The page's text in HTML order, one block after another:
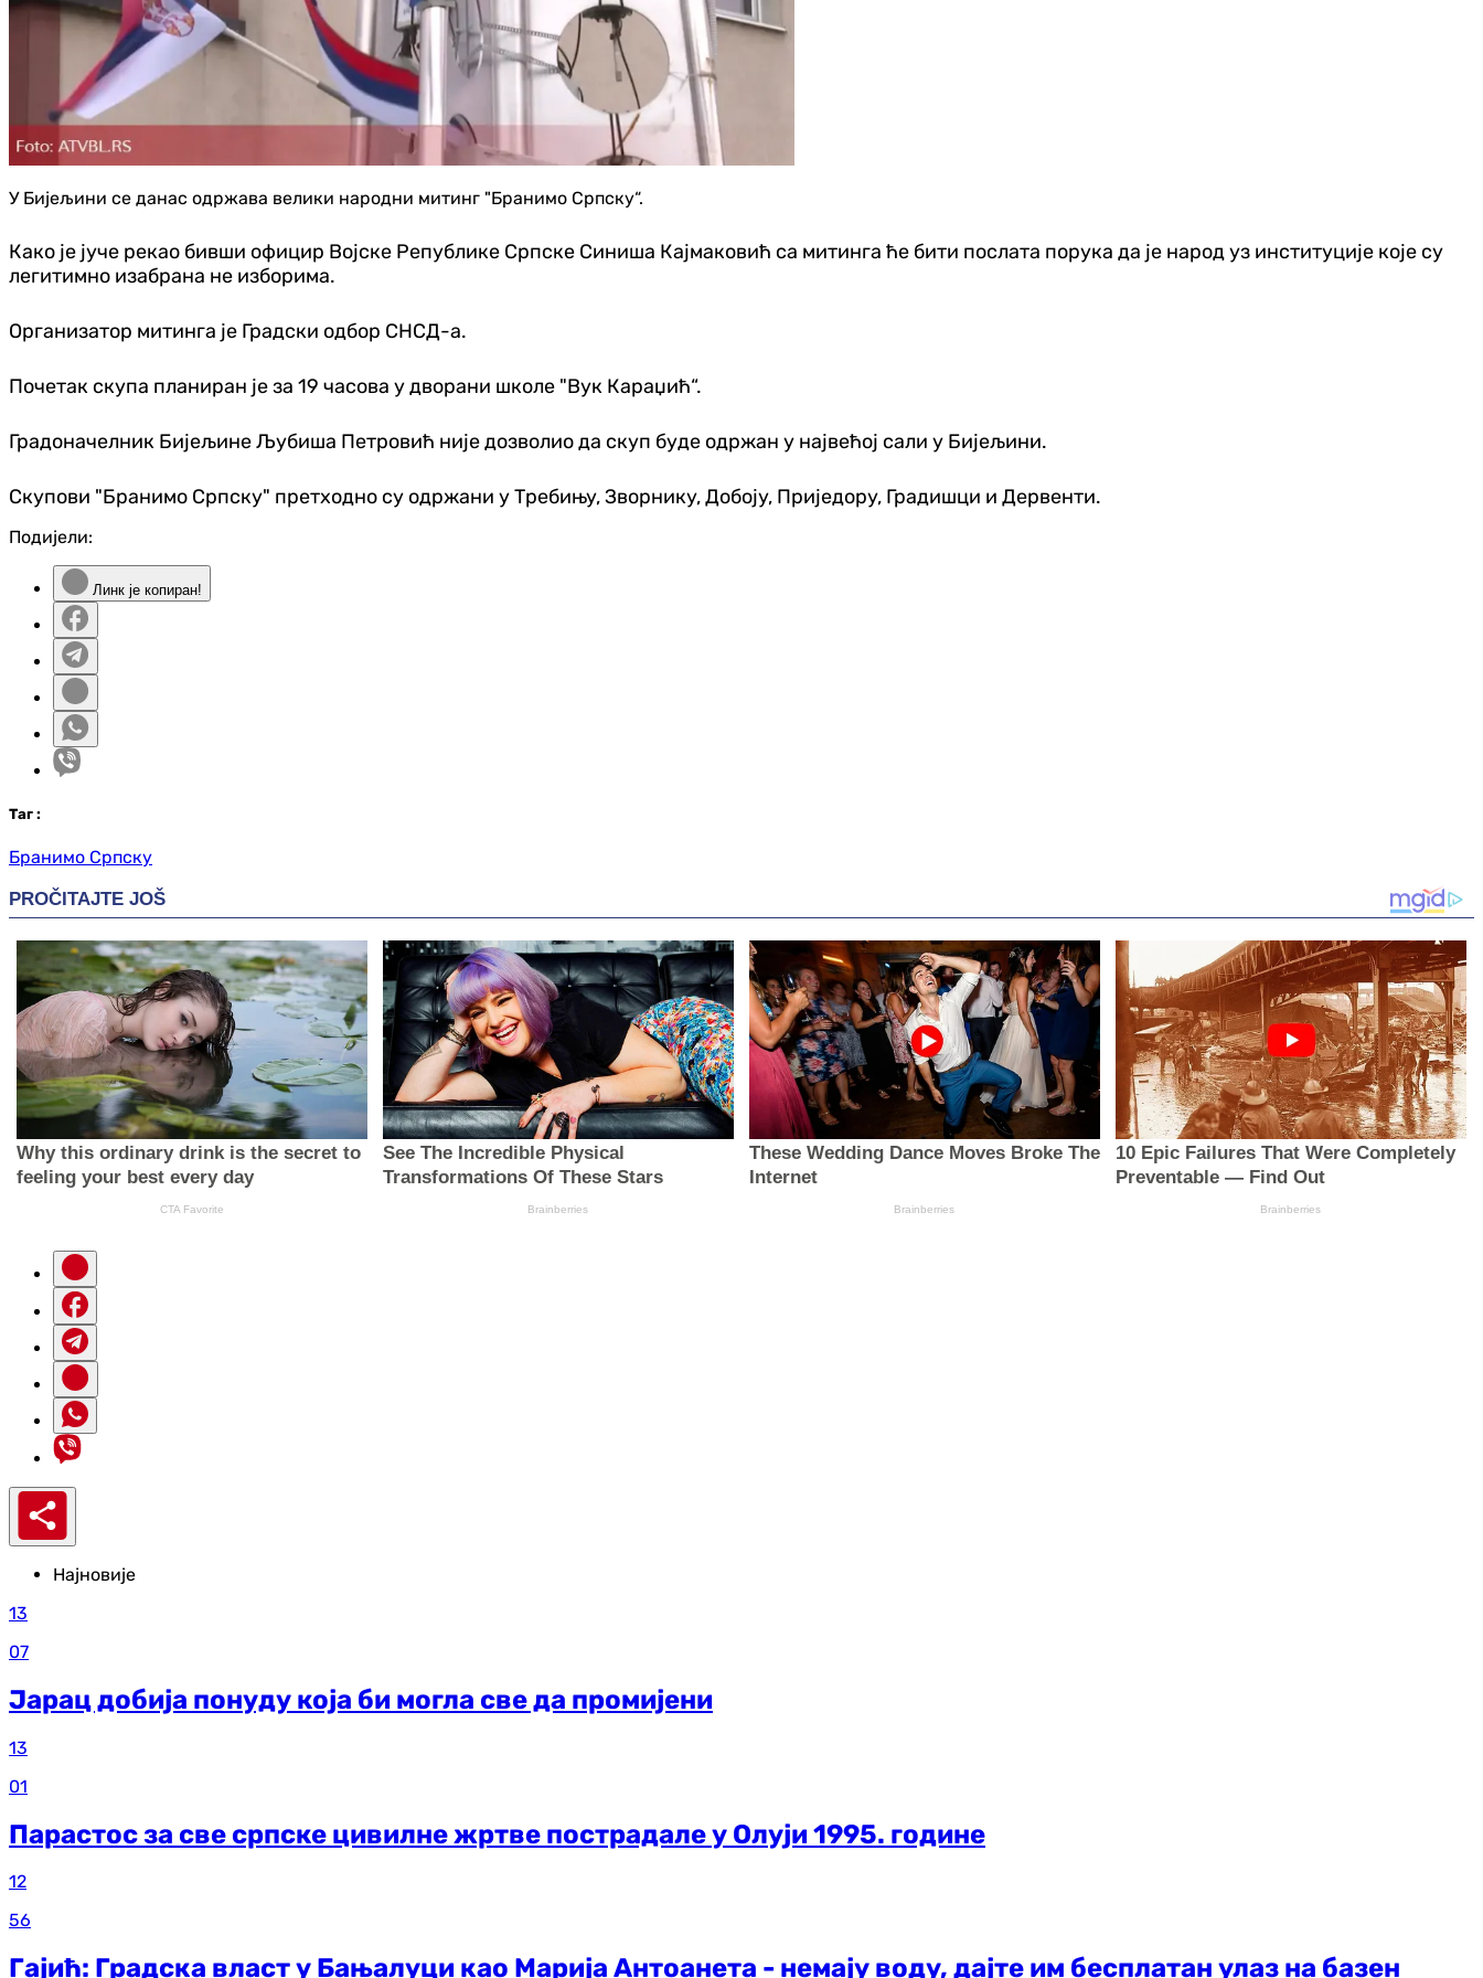
У Бијељини се данас одржава велики народни митинг "Бранимо Српску“.
Како је јуче рекао бивши официр Војске Републике Српске Синиша Кајмаковић са митинга ће бити послата порука да је народ уз институције које су
легитимно изабрана не изборима.
Организатор митинга је Градски одбор СНСД-а.
Почетак скупа планиран је за 19 часова у дворани школе "Вук Караџић“.
Градоначелник Бијељине Љубиша Петровић није дозволио да скуп буде одржан у највећој сали у Бијељини.
Скупови "Бранимо Српску" претходно су одржани у Требињу, Зворнику, Добоју, Приједору, Градишци и Дервенти.
Подијели:
Линк је копиран!
Таг :
Бранимо Српску
Најновије
13
07
Јарац добија понуду која би могла све да промијени
13
01
Парастос за све српске цивилне жртве пострадале у Олуји 1995. године
12
56
Гајић: Градска власт у Бањалуци као Марија Антоанета - немају воду, дајте им бесплатан улаз на базен